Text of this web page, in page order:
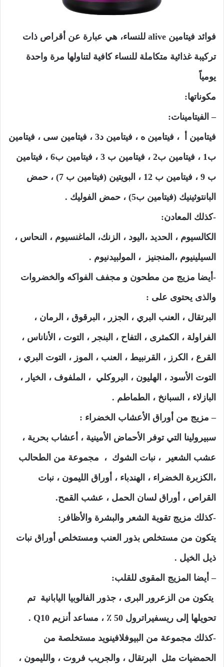
فوائد فيتامين alive للنساء، هي عبارة عن أقراص ذات
تركيبة غذائية متكاملة للنساء كافية لتناولها مرة واحدة
يومياً
مكوناتها:
– الفيتامينات:
فيتامين أ ، فيتامين ه ، فيتامين د3 ، فيتامين سى ، فيتامين
ب1 ، فيتامين ب2 ، فيتامين ب 3 ، فيتامين ب6 ، فيتامين
ب 9 ، فيتامين ب 12 ، البويتين (فيتامين ب 7) ، حمض
البانتوثينيك (فيتامين ب5) ، حمض الفوليك .
-كذلك المعادن:
الكالسيوم ، الحديد ،اليود ، الزنك، الماغنسيوم ، النحاس ،
السيلينيوم ،المنجنيز ، المولبيدنيوم .
-أيضا مزيج من مطحون و مجفف الفواكه والخضروات
والذى يحتوى على :
البرتقال ، العنب البري ، الجزر ، البرقوق ، الرمان ،
الفراولة ، الكمثرى ، التفاح ، البنجر ، التوت ، الأناناس ،
القرع ، الكرز ، القرنبيط ، العنب ، الموز ، التوت البري ،
التوت الأسود ، الهليون ، البروكلي ، الملفوف ، الخيار ،
البازلاء ، السبانخ ، الطماطم .
– مزيج من أوراق الأعشاب الخضراء :
سبيرولينا التي توفر الأحماض الأمينية ، أعشاب بحرية ،
عشب الشعير ، نبات الشوك ، مجموعة من الطحالب
،الكزبرة الخضراء ، الهندباء ، أوراق الليمون ، نبات
القراص ، أوراق لسان الحمل ، عشب القمح.
-كذلك مزيج تقوية الشعر والبشرة والأظافر:
يتكون من مستخلص بذور العنب ومستخلص أوراق نبات
ذيل الخيل .
– أيضا المزيج المقوى للقلب:
يتكون من الزعرور البرى ، جذور الفالوبيا اليابانية تم
تحويلها إلى ريسفيراترول 50 ٪ ، مساعد أنزيم Q10 .
-كذلك مجموعة من البيوفلافينويد مستخلصة من
الحمضيات مثل البرتقال ، والجريب فروت ، والليمون ،